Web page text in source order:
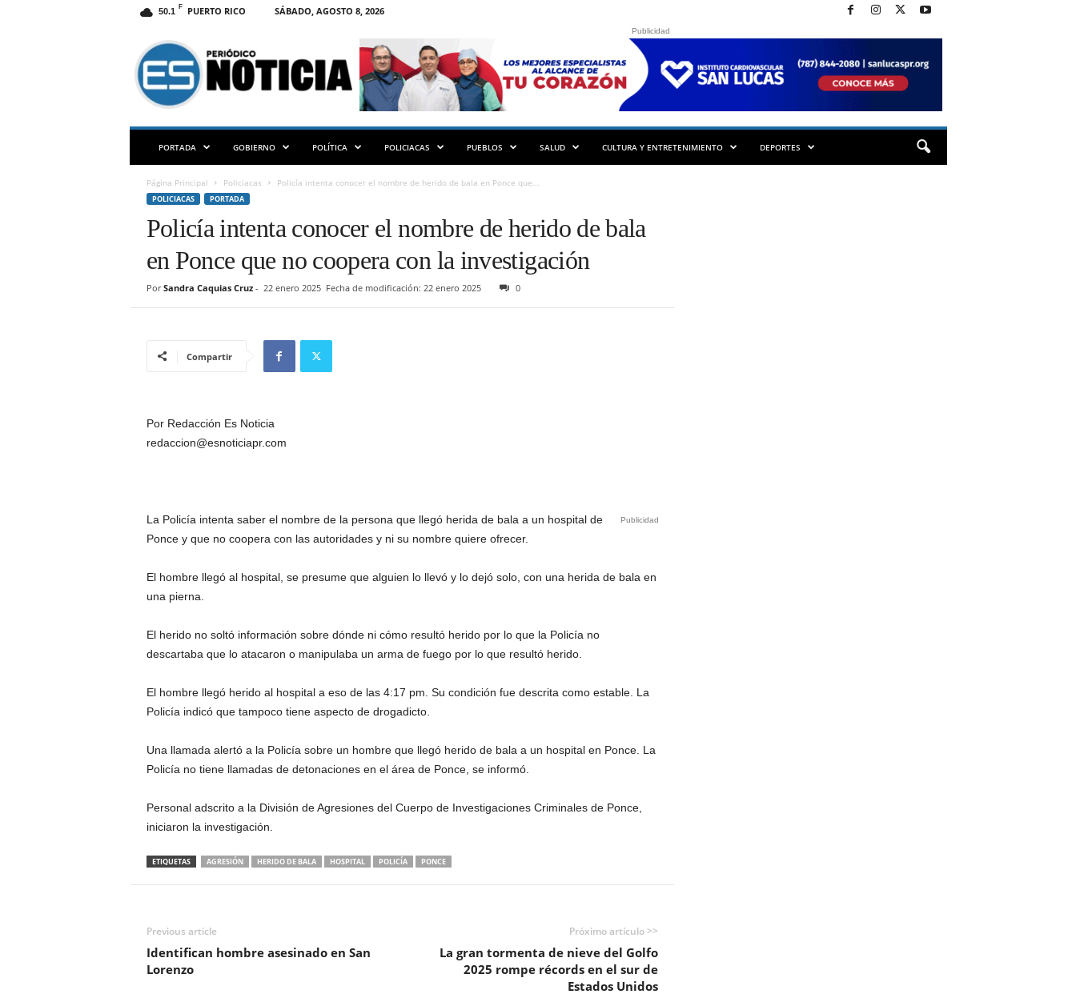
50.1 F PUERTO RICO SÁBADO, AGOSTO 8, 2026
S
N
O
Publicidad
PORTADA GOBIERNO POLÍTICA POLICIACAS PUEBLOS SALUD CULTURA Y ENTRETENIMIENTO DEPORTES
Página Principal Policiacas Policía intenta conocer el nombre de herido de bala en Ponce que...
POLICIACAS PORTADA
Policía intenta conocer el nombre de herido de bala
en Ponce que no coopera con la investigación
Por Sandra Caquias Cruz- 22 enero 2025 Fecha de modificación: 22 enero 2025 0
Compartir
Por Redacción Es Noticia
redaccion@esnoticiapr.com
Publicidad
La Policía intenta saber el nombre de la persona que llegó herida de bala a un hospital de
Ponce y que no coopera con las autoridades y ni su nombre quiere ofrecer.
El hombre llegó al hospital, se presume que alguien lo llevó y lo dejó solo, con una herida de bala en
una pierna.
El herido no soltó información sobre dónde ni cómo resultó herido por lo que la Policía no
descartaba que lo atacaron o manipulaba un arma de fuego por lo que resultó herido.
El hombre llegó herido al hospital a eso de las 4:17 pm. Su condición fue descrita como estable. La
Policía indicó que tampoco tiene aspecto de drogadicto.
Una llamada alertó a la Policía sobre un hombre que llegó herido de bala a un hospital en Ponce. La
Policía no tiene llamadas de detonaciones en el área de Ponce, se informó.
Personal adscrito a la División de Agresiones del Cuerpo de Investigaciones Criminales de Ponce,
iniciaron la investigación.
ETIQUETAS AGRESIÓN HERIDO DE BALA HOSPITAL POLICÍA PONCE
Previous article
Identifican hombre asesinado en San
Lorenzo
Próximo artículo >>
La gran tormenta de nieve del Golfo
2025 rompe récords en el sur de
Estados Unidos